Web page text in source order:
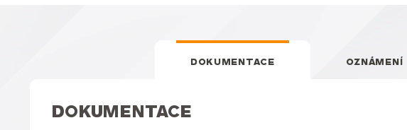
DOKUMENTACE OZNÁMENÍ
DOKUMENTACE